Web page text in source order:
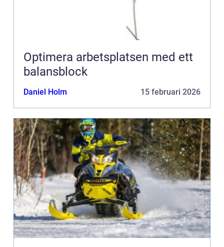
Optimera arbetsplatsen med ett
balansblock
Daniel Holm 15 februari 2026